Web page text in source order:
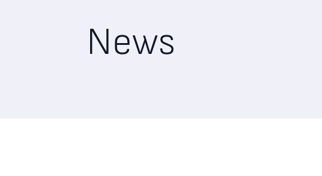
News